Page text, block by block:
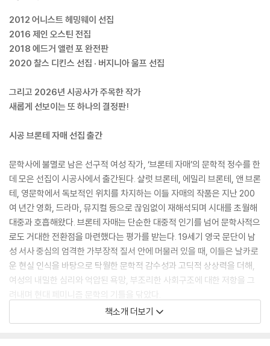
2012 어니스트 헤밍웨이 선집
2016 제인 오스틴 전집
2018 에드거 앨런 포 완전판
2020 찰스 디킨스 선집 · 버지니아 울프 선집
그리고 2026년 시공사가 주목한 작가
새롭게 선보이는 또 하나의 결정판!
시공 브론테 자매 선집 출간
문학사에 불멸로 남은 선구적 여성 작가, ‘브론테 자매’의 문학적 정수를 한
데 모은 선집이 시공사에서 출간된다. 샬럿 브론테, 에밀리 브론테, 앤 브론
테, 영문학에서 독보적인 위치를 차지하는 이들 자매의 작품은 지난 200
여 년간 영화, 드라마, 뮤지컬 등으로 끊임없이 재해석되며 시대를 초월해
대중과 호흡해왔다. 브론테 자매는 단순한 대중적 인기를 넘어 문학사적으
로도 거대한 전환점을 마련했다는 평가를 받는다. 19세기 영국 문단이 남
성 서사 중심의 엄격한 가부장적 질서 안에 머물러 있을 때, 이들은 날카로
운 현실 인식을 바탕으로 탁월한 문학적 감수성과 고딕적 상상력을 더해,
여성의 내밀한 심리와 억압된 욕망, 부조리한 사회구조에 대한 저항을 그
려내며 현대 페미니즘 문학의 기틀을 닦았다.
‘시공 브론테 자매 선집’은 세 자매의 시작과 끝을 아우르는 대표작 4종을
책소개 더보기